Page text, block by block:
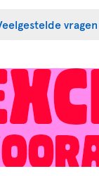
vragen